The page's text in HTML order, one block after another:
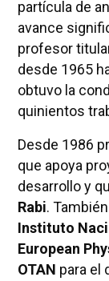
partícula de
avance
profesor
desde 1965
obtuvo la
quinientos
Desde 1986
que apoya
desarrollo y
Rabi.
Instituto
European
OTAN para el